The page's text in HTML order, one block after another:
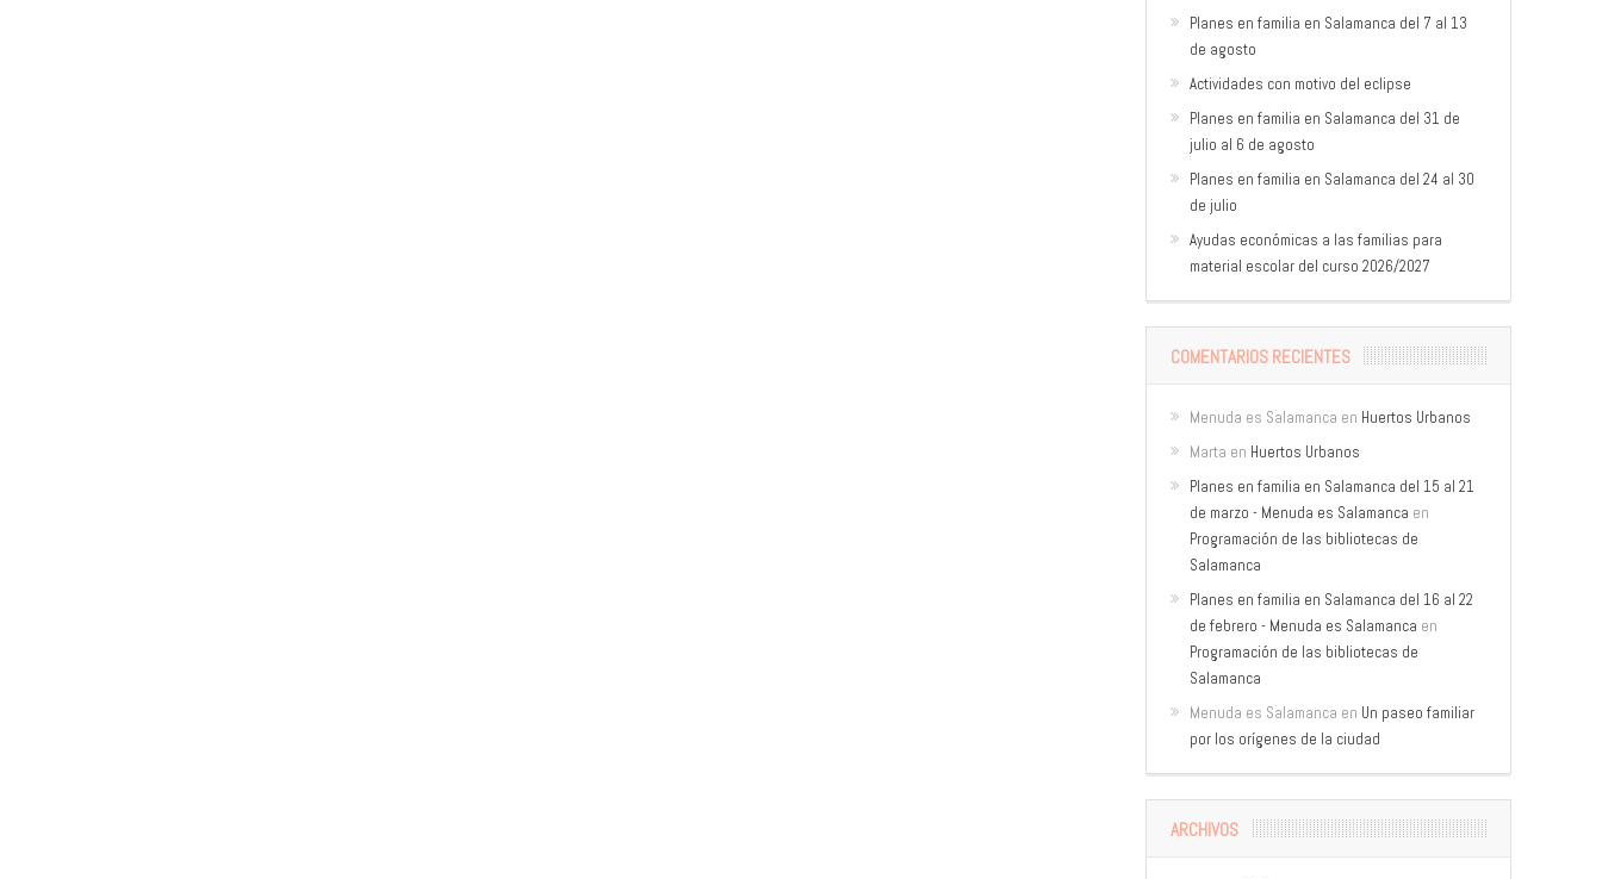
Planes en familia en Salamanca del 7 al 13
de agosto
Actividades con motivo del eclipse
Planes en familia en Salamanca del 31 de
julio al 6 de agosto
Planes en familia en Salamanca del 24 al 30
de julio
Ayudas económicas a las familias para
material escolar del curso 2026/2027
COMENTARIOS RECIENTES
Menuda es Salamanca en Huertos Urbanos
Marta en Huertos Urbanos
Planes en familia en Salamanca del 15 al 21
de marzo - Menuda es Salamanca en
Programación de las bibliotecas de
Salamanca
Planes en familia en Salamanca del 16 al 22
de febrero - Menuda es Salamanca en
Programación de las bibliotecas de
Salamanca
Menuda es Salamanca en Un paseo familiar
por los orígenes de la ciudad
ARCHIVOS